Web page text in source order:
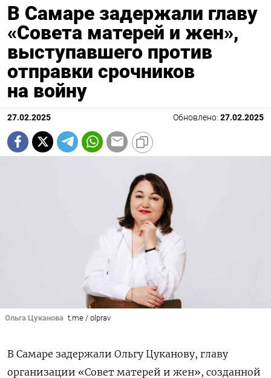
В Самаре задержали главу
«Совета матерей и жен»,
выступавшего против
отправки срочников
на войну
27.02.2025 Обновлено: 27.02.2025
Ольга Цуканова t.me / olprav
В Самаре задержали Ольгу Цуканову, главу
организации «Совет матерей и жен», созданной